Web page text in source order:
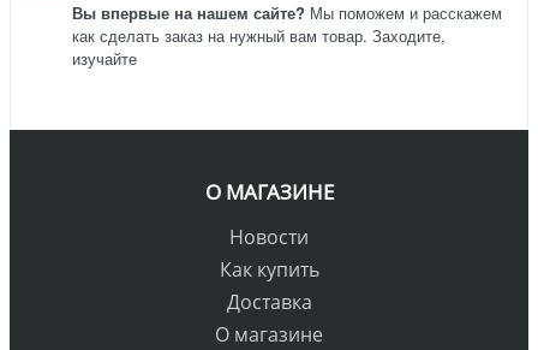
Вы впервые на нашем сайте? Мы поможем и расскажем
как сделать заказ на нужный вам товар. Заходите,
изучайте
О МАГАЗИНЕ
Новости
Как купить
Доставка
О магазине